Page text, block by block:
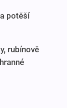
potěší
rubínově